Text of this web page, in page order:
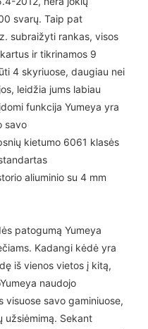
svarų. Taip pat
subraižyti rankas, visos
ir tikrinamos 9
4 skyriuose, daugiau nei
leidžia jums labiau
funkcija Yumeya yra
savo
kietumo 6061 klasės
aliuminio su 4 mm
patogumą Yumeya
Kadangi kėdė yra
iš vienos vietos į kitą,
naudojo
savo gaminiuose,
užsiėmimą. Sekant